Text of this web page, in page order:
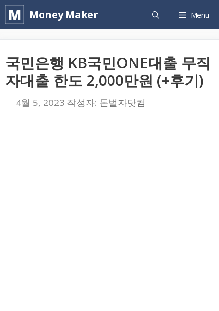
컨
텐
로
건
너
Money Maker Menu
국민은행 KB국민ONE대출 무직
자대출 한도 2,000만원 (+후기)
4월 5, 2023 작성자: 돈벌자닷컴